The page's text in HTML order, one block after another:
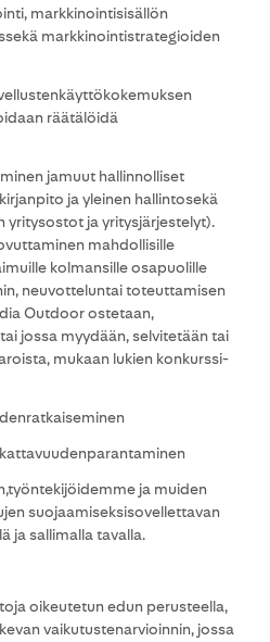
markkinointisisällön
markkinointistrategioiden
räätälöidä
jamuut hallinnolliset
ja yleinen hallintosekä
yritysostot ja yritysjärjestelyt).
mahdollisille
kolmansille osapuolille
neuvotteluntai toteuttamisen
Outdoor ostetaan,
jossa myydään, selvitetään tai
mukaan lukien konkurssi-
ja muiden
suojaamiseksisovellettavan
ja sallimalla tavalla.
oikeutetun edun perusteella,
vaikutustenarvioinnin, jossa